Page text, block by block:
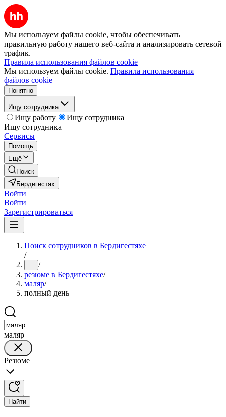
Мы используем файлы cookie, чтобы обеспечивать
правильную работу нашего веб-сайта и анализировать сетевой
трафик.
Правила использования файлов cookie
Мы используем файлы cookie. Правила использования
файлов cookie
Понятно
Ищу сотрудника
Ищу работу
Ищу сотрудника
Ищу сотрудника
Сервисы
Помощь
Ещё
Поиск
Бердигестях
Войти
Войти
Зарегистрироваться
Поиск сотрудников в Бердигестяхе
/
... /
резюме в Бердигестяхе/
маляр/
полный день
маляр
Резюме
Найти